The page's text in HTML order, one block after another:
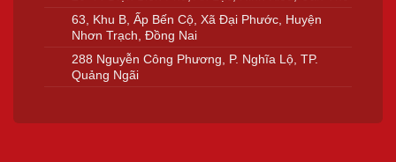
63, Khu B, Ấp Bến Cộ, Xã Đại Phước, Huyện
Nhơn Trạch, Đồng Nai
288 Nguyễn Công Phương, P. Nghĩa Lộ, TP.
Quảng Ngãi